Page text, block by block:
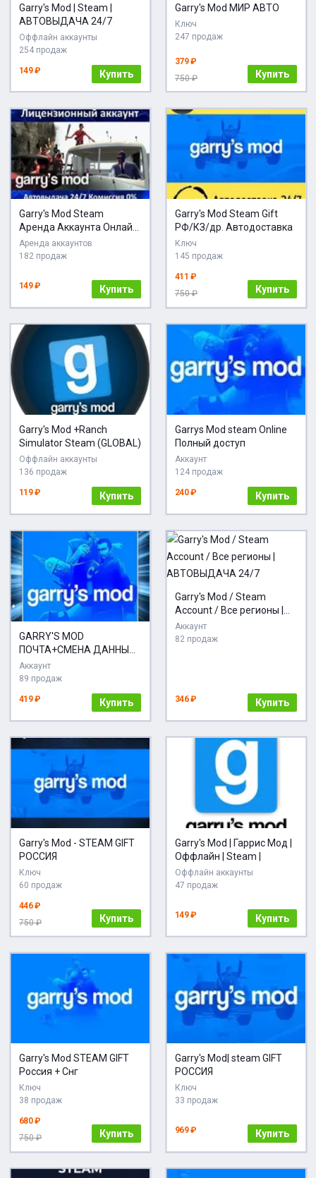
Garry's Mod | Steam |
АВТОВЫДАЧА 24/7
Оффлайн аккаунты
254 продаж
149 ₽ Купить
Garry's Mod МИР АВТО
Ключ
247 продаж
379 ₽
750 ₽
Купить
Garry's Mod Steam
Аренда Аккаунта Онлайн
Карты
Аренда аккаунтов
182 продаж
149 ₽ Купить
Garry's Mod Steam Gift
РФ/КЗ/др. Автодоставка
Ключ
145 продаж
411 ₽
750 ₽
Купить
Garry's Mod +Ranch
Simulator Steam (GLOBAL)
Оффлайн аккаунты
136 продаж
119 ₽ Купить
Garrys Mod steam Online
Полный доступ
Аккаунт
124 продаж
240 ₽ Купить
GARRY'S MOD
ПОЧТА+СМЕНА ДАННЫХ
НОВЫЙ АККАУНТ
Аккаунт
89 продаж
419 ₽ Купить
Garry's Mod / Steam
Account / Все регионы |
АВТОВЫДАЧА 24/7
Аккаунт
82 продаж
346 ₽ Купить
Garry's Mod - STEAM GIFT
РОССИЯ
Ключ
60 продаж
446 ₽
750 ₽
Купить
Garry's Mod | Гаррис Мод |
Оффлайн | Steam |
Оффлайн аккаунты
47 продаж
149 ₽ Купить
Garry's Mod STEAM GIFT
Россия + Снг
Ключ
38 продаж
680 ₽
750 ₽
Купить
Garry's Mod| steam GIFT
РОССИЯ
Ключ
33 продаж
969 ₽ Купить